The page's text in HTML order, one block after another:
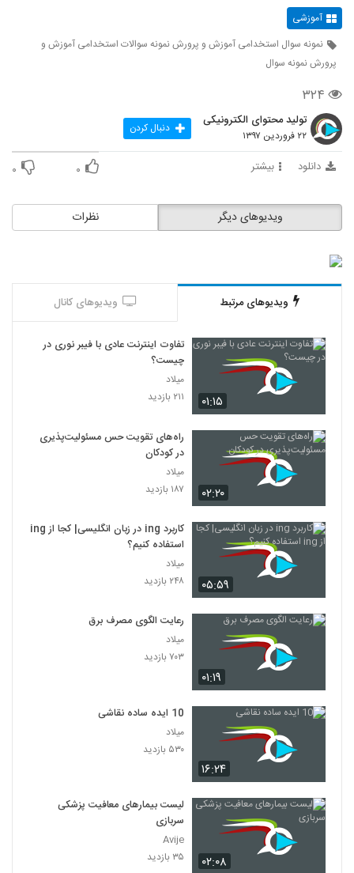
آموزشی
نمونه سوال استخدامی آموزش و پرورش نمونه سوالات استخدامی آموزش و
پرورش نمونه سوال
۳۲۴
تولید محتوای الکترونیکی
۲۲ فروردین ۱۳۹۷ دنبال کردن
دانلود بیشتر ۰ ۰
نظرات ویدیوهای دیگر
ویدیوهای مرتبط ویدیوهای کانال
۰۱:۱۵
تفاوت اینترنت عادی با فیبر نوری در
چیست؟
میلاد
۲۱۱ بازدید
۰۲:۲۰
راه‌های تقویت حس مسئولیت‌پذیری
در کودکان
میلاد
۱۸۷ بازدید
۰۵:۵۹
کاربرد ing در زبان انگلیسی| کجا از ing
استفاده کنیم؟
میلاد
۲۴۸ بازدید
۰۱:۱۹
رعایت الگوی مصرف برق
میلاد
۷۰۳ بازدید
۱۶:۲۴
10 ایده ساده نقاشی
میلاد
۵۳۰ بازدید
۰۲:۰۸
لیست بیمارهای معافیت پزشکی
سربازی
Avije
۳۵ بازدید